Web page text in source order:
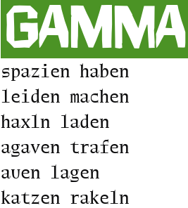
gamma
spazien haben
leiden machen
haxln laden
agaven trafen
auen lagen
katzen rakeln